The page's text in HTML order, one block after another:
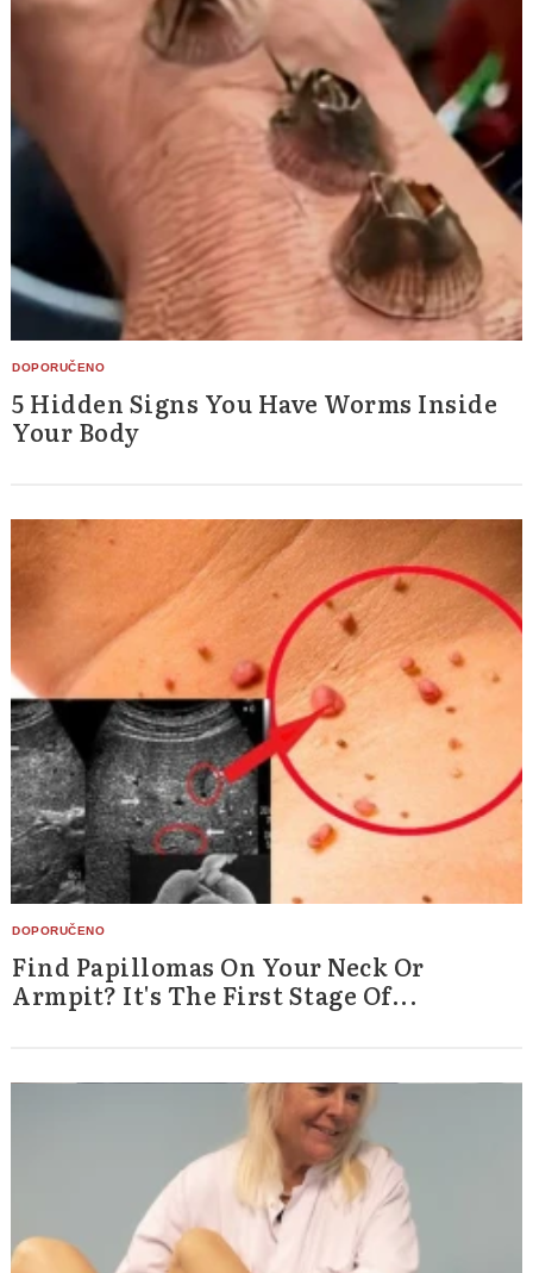
5 Hidden Signs You Have Worms Inside
Your Body
Find Papillomas On Your Neck Or
Armpit? It's The First Stage Of...